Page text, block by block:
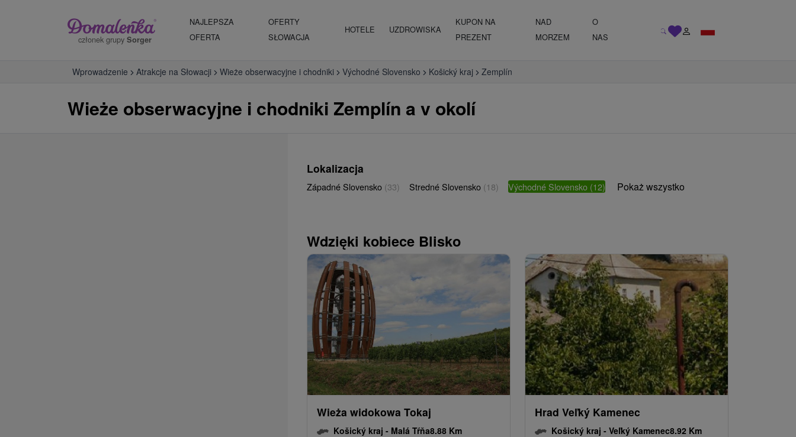
członek grupy Sorger
NAJLEPSZA
OFERTA
OFERTY
SŁOWACJA
HOTELE UZDROWISKA
KUPON NA
PREZENT
NAD
MORZEM
O
NAS
Wprowadzenie Atrakcje na Słowacji Wieże obserwacyjne i chodniki Východné Slovensko Košický kraj Zemplín
Wieże obserwacyjne i chodniki Zemplín a v okolí
Lokalizacja
Západné Slovensko (33) Stredné Slovensko (18) Východné Slovensko (12) Pokaż wszystko
Wdzięki kobiece Blisko
Wieża widokowa Tokaj
Košický kraj - Malá Tŕňa8.88 Km
Hrad Veľký Kamenec
Košický kraj - Veľký Kamenec8.92 Km